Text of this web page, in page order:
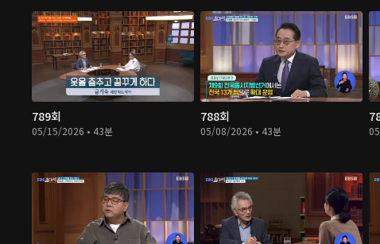
789회
05/15/2026 • 43분
788회
05/08/2026 • 43분